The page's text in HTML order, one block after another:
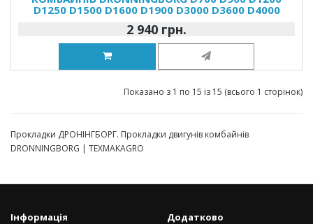
D1250 D1500 D1600 D1900 D3000 D3600 D4000
2 940 грн.
Показано з 1 по 15 із 15 (всього 1 сторінок)
Прокладки ДРОНІНГБОРГ. Прокладки двигунів комбайнів
DRONNINGBORG | TEXMAKAGRO
Інформація Додатково